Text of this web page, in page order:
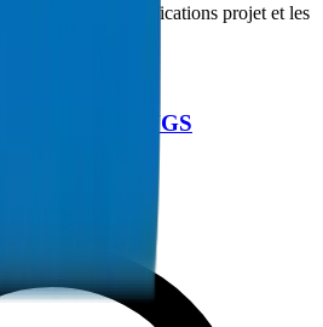
pour les spécifications projet et les
/ FITTINGS